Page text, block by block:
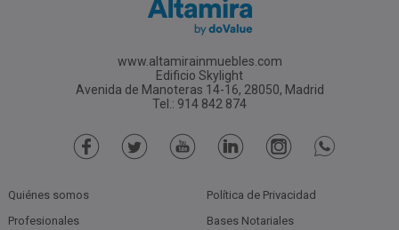
www.altamirainmuebles.com
Edificio Skylight
Avenida de Manoteras 14-16, 28050, Madrid
Tel.: 914 842 874
Quiénes somos
Profesionales
Política de Privacidad
Bases Notariales